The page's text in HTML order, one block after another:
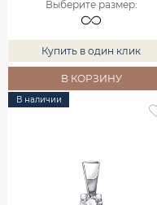
Выберите размер:
Купить в один клик
В КОРЗИНУ
В наличии